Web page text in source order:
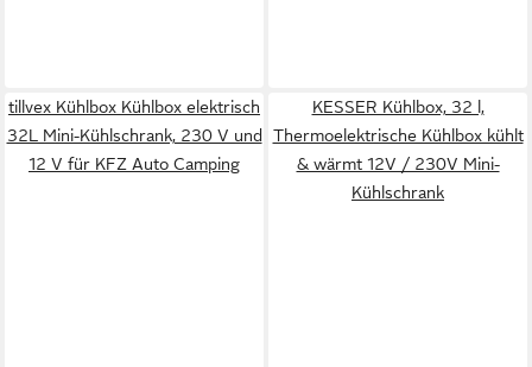
tillvex Kühlbox Kühlbox elektrisch
32L Mini-Kühlschrank, 230 V und
12 V für KFZ Auto Camping
KESSER Kühlbox, 32 l,
Thermoelektrische Kühlbox kühlt
& wärmt 12V / 230V Mini-
Kühlschrank